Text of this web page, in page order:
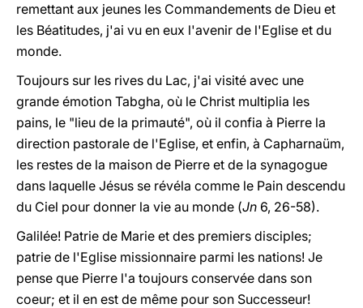
remettant aux jeunes les Commandements de Dieu et
les Béatitudes, j'ai vu en eux l'avenir de l'Eglise et du
monde.
Toujours sur les rives du Lac, j'ai visité avec une
grande émotion Tabgha, où le Christ multiplia les
pains, le "lieu de la primauté", où il confia à Pierre la
direction pastorale de l'Eglise, et enfin, à Capharnaüm,
les restes de la maison de Pierre et de la synagogue
dans laquelle Jésus se révéla comme le Pain descendu
du Ciel pour donner la vie au monde (Jn 6, 26-58).
Galilée! Patrie de Marie et des premiers disciples;
patrie de l'Eglise missionnaire parmi les nations! Je
pense que Pierre l'a toujours conservée dans son
coeur; et il en est de même pour son Successeur!